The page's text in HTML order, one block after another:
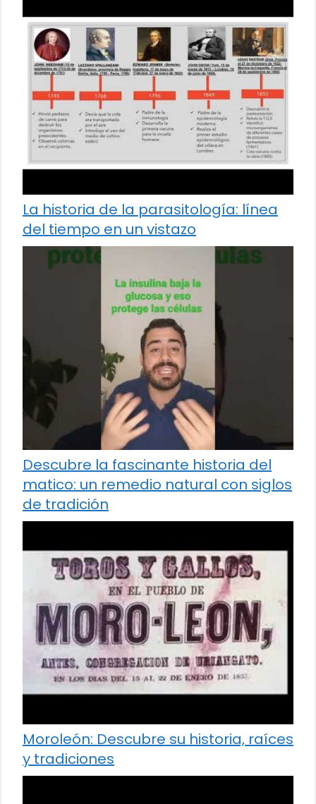
La historia de la parasitología: línea
del tiempo en un vistazo
Descubre la fascinante historia del
matico: un remedio natural con siglos
de tradición
Moroleón: Descubre su historia, raíces
y tradiciones